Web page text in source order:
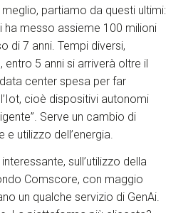
partiamo da questi ultimi:
ha messo assieme 100 milioni
di 7 anni. Tempi diversi,
5 anni si arriverà oltre il
center spesa per far
cioè dispositivi autonomi
Serve un cambio di
utilizzo dell’energia.
sull’utilizzo della
Comscore, con maggio
un qualche servizio di GenAi.